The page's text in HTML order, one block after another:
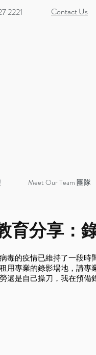
Contact Us
2221
育分享：
毒的疫情已維持了一段
用專業的錄影場地，請專
還是自己操刀，我在預備
Meet Our Team 團隊